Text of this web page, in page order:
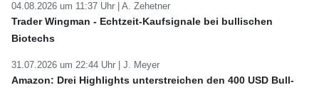
04.08.2026 um 11:37 Uhr | A. Zehetner
Trader Wingman - Echtzeit-Kaufsignale bei bullischen
Biotechs
31.07.2026 um 22:44 Uhr | J. Meyer
Amazon: Drei Highlights unterstreichen den 400 USD Bull-